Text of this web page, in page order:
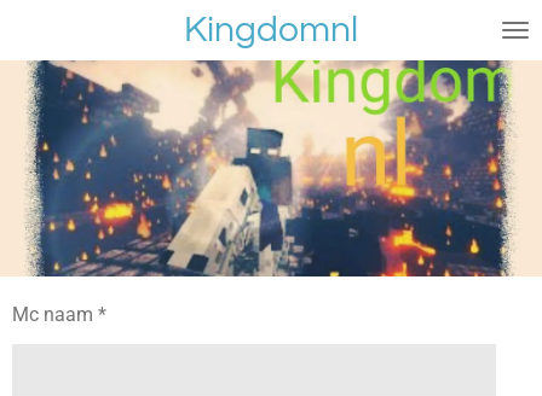
naar
de
hoofdinhoud
Kingdomnl
Mc naam *